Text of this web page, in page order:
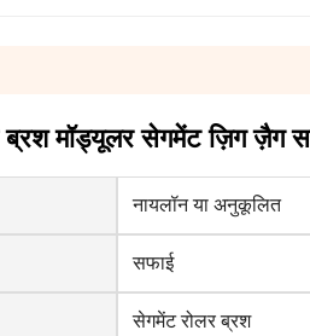
ब्रश मॉड्यूलर सेगमेंट ज़िग ज़ैग
नायलॉन या अनुकूलित
सफाई
सेगमेंट रोलर ब्रश